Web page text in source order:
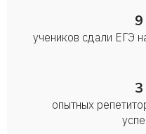
учеников сдали ЕГЭ
опытных